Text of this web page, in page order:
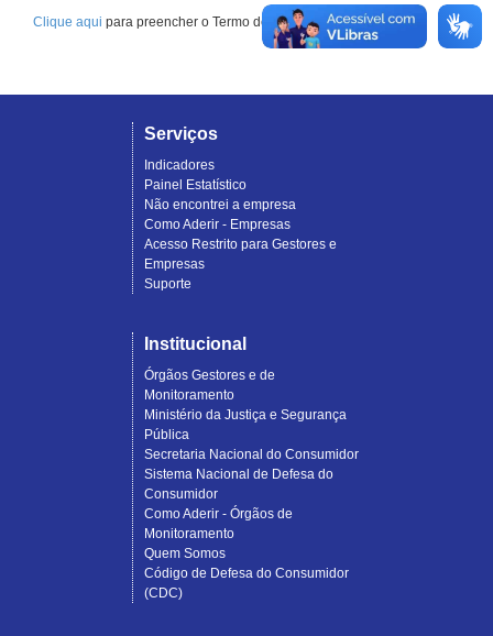
Clique aqui para preencher o Termo de Adesão.
Serviços
Indicadores
Painel Estatístico
Não encontrei a empresa
Como Aderir - Empresas
Acesso Restrito para Gestores e
Empresas
Suporte
Institucional
Órgãos Gestores e de
Monitoramento
Ministério da Justiça e Segurança
Pública
Secretaria Nacional do Consumidor
Sistema Nacional de Defesa do
Consumidor
Como Aderir - Órgãos de
Monitoramento
Quem Somos
Código de Defesa do Consumidor
(CDC)